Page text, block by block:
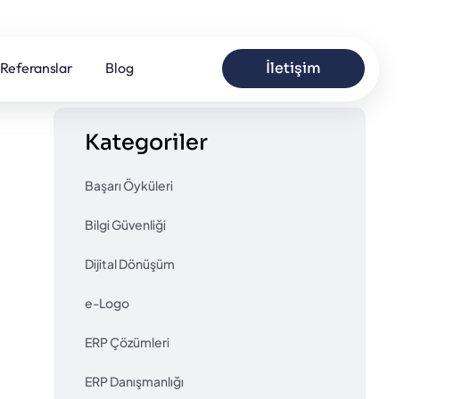
Referanslar Blog İletişim
Kategoriler
Başarı Öyküleri
Bilgi Güvenliği
Dijital Dönüşüm
e-Logo
ERP Çözümleri
ERP Danışmanlığı